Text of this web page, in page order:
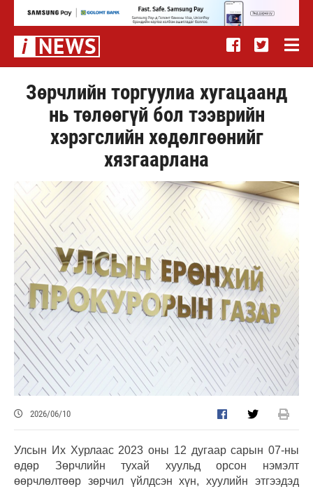
Зөрчлийн торгуулиа хугацаанд
нь төлөөгүй бол тээврийн
хэрэгслийн хөдөлгөөнийг
хязгаарлана
2026/06/10
Улсын Их Хурлаас 2023 оны 12 дугаар сарын 07-ны
өдөр Зөрчлийн тухай хуульд орсон нэмэлт
өөрчлөлтөөр зөрчил үйлдсэн хүн, хуулийн этгээдэд